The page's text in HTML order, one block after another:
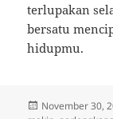
terlupakan
bersatu
hidupmu.
Posted
November 30,